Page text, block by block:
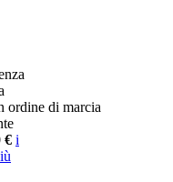
ordine di marcia
€ i